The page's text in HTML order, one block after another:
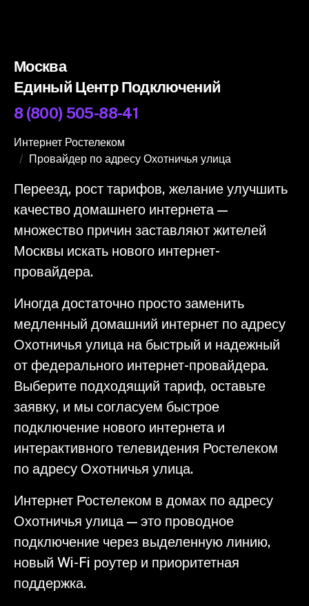
Москва
Единый Центр Подключений
8 (800) 505-88-41
Интернет Ростелеком
Провайдер по адресу Охотничья улица
Переезд, рост тарифов, желание улучшить
качество домашнего интернета —
множество причин заставляют жителей
Москвы искать нового интернет-
провайдера.
Иногда достаточно просто заменить
медленный домашний интернет по адресу
Охотничья улица на быстрый и надежный
от федерального интернет-провайдера.
Выберите подходящий тариф, оставьте
заявку, и мы согласуем быстрое
подключение нового интернета и
интерактивного телевидения Ростелеком
по адресу Охотничья улица.
Интернет Ростелеком в домах по адресу
Охотничья улица — это проводное
подключение через выделенную линию,
новый Wi-Fi роутер и приоритетная
поддержка.